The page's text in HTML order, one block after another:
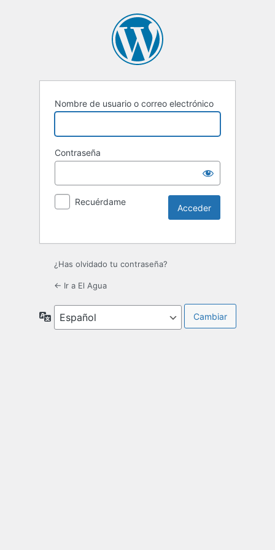
Nombre de usuario o correo electrónico
Contraseña
Recuérdame
¿Has olvidado tu contraseña?
← Ir a El Agua
Idioma